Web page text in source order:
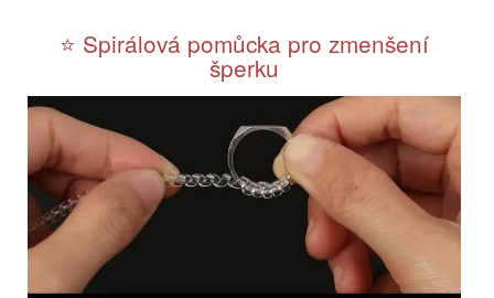
⭐️ Spirálová pomůcka pro zmenšení
šperku